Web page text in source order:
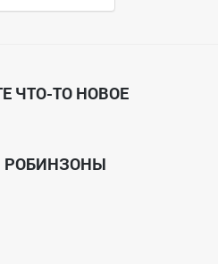
ЧТО-ТО НОВОЕ